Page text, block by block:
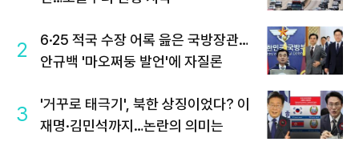
2
6·25 적국 수장 어록 읊은 국방장관…
안규백 '마오쩌둥 발언'에 자질론
3
'거꾸로 태극기', 북한 상징이었다? 이
재명·김민석까지…논란의 의미는